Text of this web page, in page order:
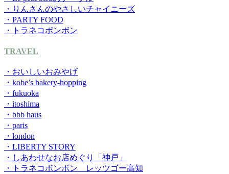
・りんさんのやさしいチャイニーズ
・PARTY FOOD
・トラネコボンボン
TRAVEL
・おいしいおみやげ
・kobe’s bakery-hopping
・fukuoka
・itoshima
・bbb haus
・paris
・london
・LIBERTY STORY
・しあわせなお店めぐり「神戸」
・トラネコボンボン レッツゴー高知